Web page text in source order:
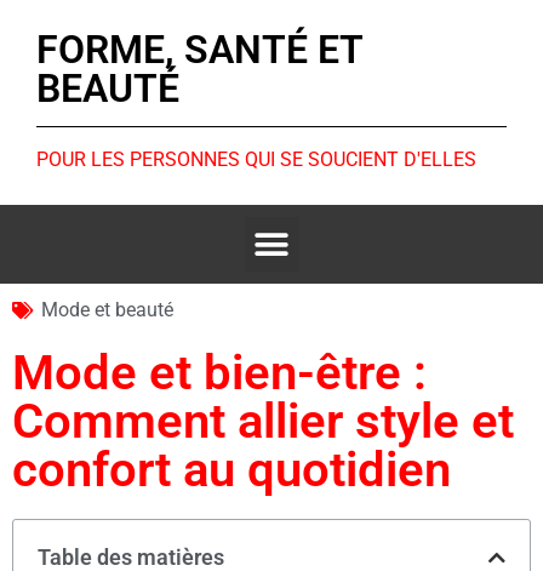
FORME, SANTÉ ET
BEAUTÉ
POUR LES PERSONNES QUI SE SOUCIENT D'ELLES
Mode et beauté
Mode et bien-être :
Comment allier style et
confort au quotidien
Table des matières